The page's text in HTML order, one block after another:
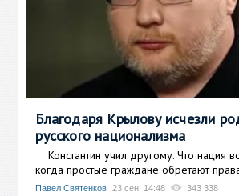
Благодаря Крылову исчезли
русского национализма
Константин учил другому. Что нация
когда простые граждане обретают
Павел Святенков 23 сен, 14:48 343 338